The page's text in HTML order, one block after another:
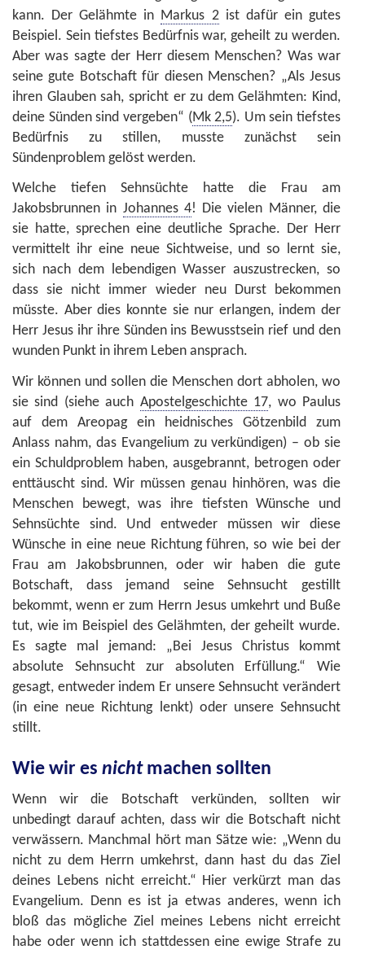
kann. Der Gelähmte in Markus 2ist dafür ein gutes
Beispiel. Sein tiefstes Bedürfnis war, geheilt zu werden.
Aber was sagte der Herr diesem Menschen? Was war
seine gute Botschaft für diesen Menschen? „Als Jesus
ihren Glauben sah, spricht er zu dem Gelähmten: Kind,
deine Sünden sind vergeben“ (Mk 2,5). Um sein tiefstes
Bedürfnis zu stillen, musste zunächst sein
Sündenproblem gelöst werden.
Welche tiefen Sehnsüchte hatte die Frau am
Jakobsbrunnen in Johannes 4! Die vielen Männer, die
sie hatte, sprechen eine deutliche Sprache. Der Herr
vermittelt ihr eine neue Sichtweise, und so lernt sie,
sich nach dem lebendigen Wasser auszustrecken, so
dass sie nicht immer wieder neu Durst bekommen
müsste. Aber dies konnte sie nur erlangen, indem der
Herr Jesus ihr ihre Sünden ins Bewusstsein rief und den
wunden Punkt in ihrem Leben ansprach.
Wir können und sollen die Menschen dort abholen, wo
sie sind (siehe auch Apostelgeschichte 17, wo Paulus
auf dem Areopag ein heidnisches Götzenbild zum
Anlass nahm, das Evangelium zu verkündigen) – ob sie
ein Schuldproblem haben, ausgebrannt, betrogen oder
enttäuscht sind. Wir müssen genau hinhören, was die
Menschen bewegt, was ihre tiefsten Wünsche und
Sehnsüchte sind. Und entweder müssen wir diese
Wünsche in eine neue Richtung führen, so wie bei der
Frau am Jakobsbrunnen, oder wir haben die gute
Botschaft, dass jemand seine Sehnsucht gestillt
bekommt, wenn er zum Herrn Jesus umkehrt und Buße
tut, wie im Beispiel des Gelähmten, der geheilt wurde.
Es sagte mal jemand: „Bei Jesus Christus kommt
absolute Sehnsucht zur absoluten Erfüllung.“ Wie
gesagt, entweder indem Er unsere Sehnsucht verändert
(in eine neue Richtung lenkt) oder unsere Sehnsucht
stillt.
Wie wir es nichtmachen sollten
Wenn wir die Botschaft verkünden, sollten wir
unbedingt darauf achten, dass wir die Botschaft nicht
verwässern. Manchmal hört man Sätze wie: „Wenn du
nicht zu dem Herrn umkehrst, dann hast du das Ziel
deines Lebens nicht erreicht.“ Hier verkürzt man das
Evangelium. Denn es ist ja etwas anderes, wenn ich
bloß das mögliche Ziel meines Lebens nicht erreicht
habe oder wenn ich stattdessen eine ewige Strafe zu